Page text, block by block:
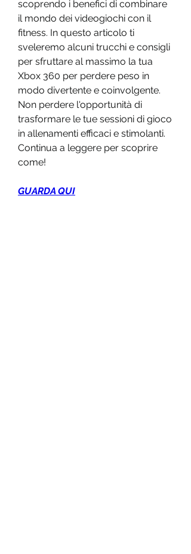
scoprendo i benefici di combinare
il mondo dei videogiochi con il
fitness. In questo articolo ti
sveleremo alcuni trucchi e consigli
per sfruttare al massimo la tua
Xbox 360 per perdere peso in
modo divertente e coinvolgente.
Non perdere l'opportunità di
trasformare le tue sessioni di gioco
in allenamenti efficaci e stimolanti.
Continua a leggere per scoprire
come!
GUARDA QUI